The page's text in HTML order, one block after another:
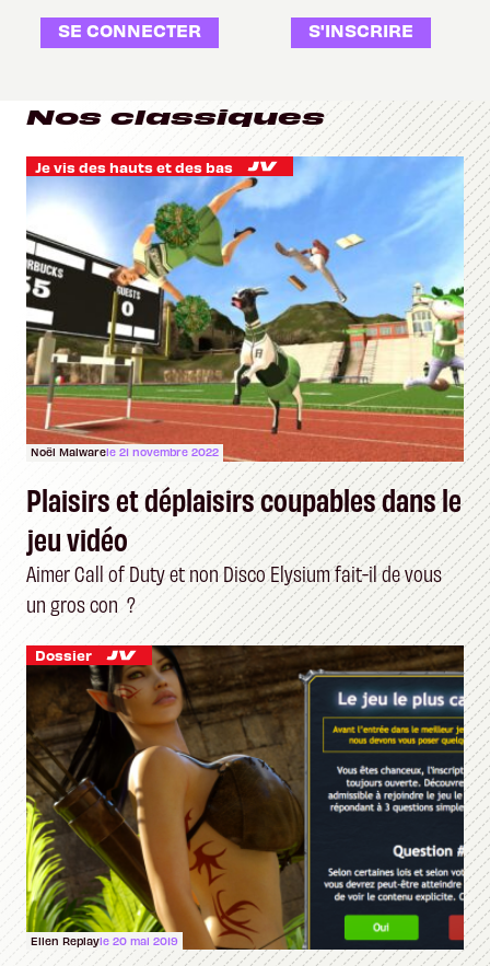
SE CONNECTER S'INSCRIRE
Nos classiques
Je vis des hauts et des bas
Noël Malwarele 21 novembre 2022
Plaisirs et déplaisirs coupables dans le
jeu vidéo
Aimer Call of Duty et non Disco Elysium fait-il de vous
un gros con ?
Dossier
Ellen Replayle 20 mai 2019